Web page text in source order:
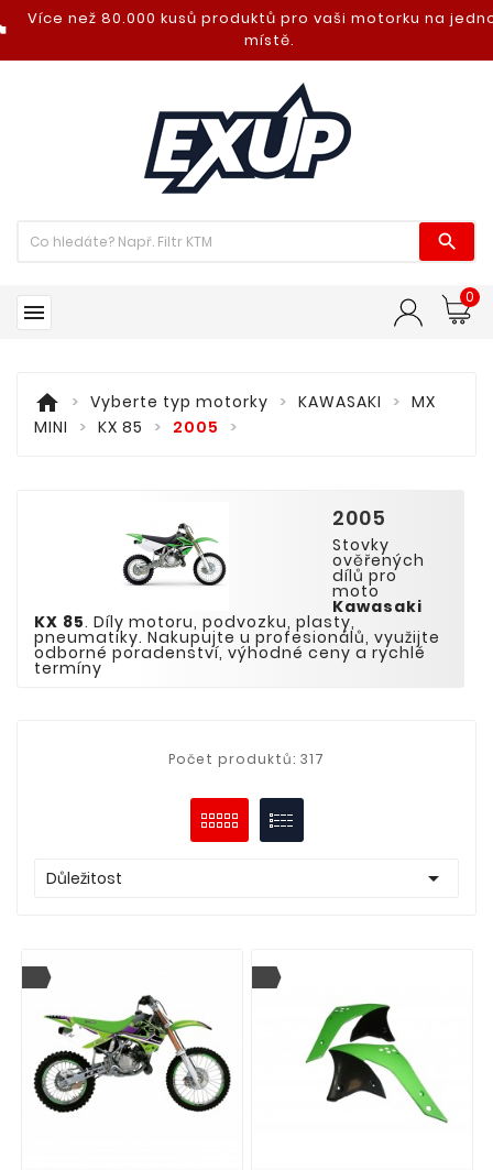
Více než 80.000 kusů produktů pro vaši motorku na
místě.


0
home Vyberte typ motorky KAWASAKI
MX
MINI
KX 85 2005
2005
Stovky
ověřených
dílů pro
moto
Kawasaki
KX 85. Díly motoru, podvozku, plasty,
pneumatiky. Nakupujte u profesionálů, využijte
odborné poradenství, výhodné ceny a rychlé
termíny
Počet produktů: 317
Důležitost 